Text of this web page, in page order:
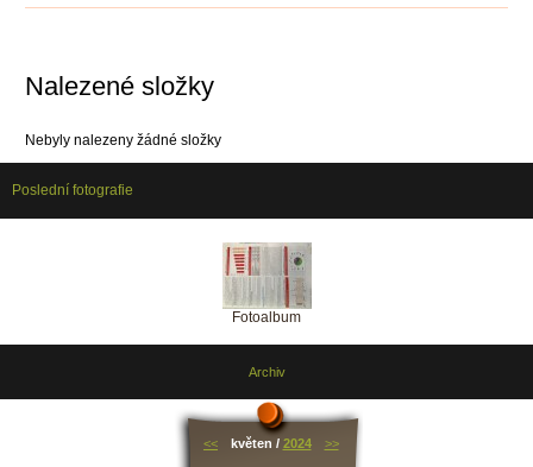
Nalezené složky
Nebyly nalezeny žádné složky
Poslední fotografie
Fotoalbum
Archiv
<< květen / 2024 >>